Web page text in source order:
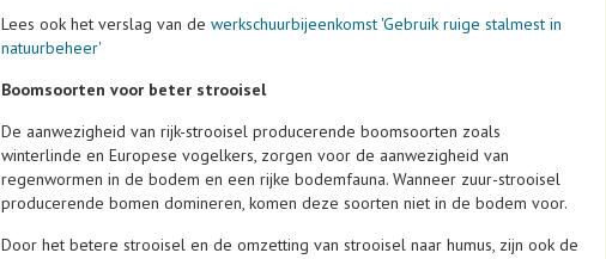
Lees ook het verslag van de werkschuurbijeenkomst 'Gebruik ruige stalmest in
natuurbeheer'
Boomsoorten voor beter strooisel
De aanwezigheid van rijk-strooisel producerende boomsoorten zoals
winterlinde en Europese vogelkers, zorgen voor de aanwezigheid van
regenwormen in de bodem en een rijke bodemfauna. Wanneer zuur-strooisel
producerende bomen domineren, komen deze soorten niet in de bodem voor.
Door het betere strooisel en de omzetting van strooisel naar humus, zijn ook de